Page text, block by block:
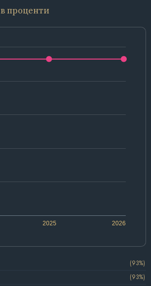
в проценти
2025 2026
(93%)
(93%)